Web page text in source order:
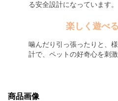
る安全設計になっています。
楽しく遊べ
噛んだり引っ張ったりと、
計で、ペットの好奇心を刺激
商品画像